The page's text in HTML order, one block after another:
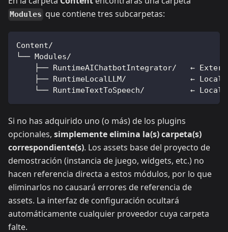
Modules que contiene tres subcarpetas:
Content/
└── Modules/
├── RuntimeAIChatbotIntegrator/   ←
├── RuntimeLocalLLM/              ← Local
└── RuntimeTextToSpeech/          ← Local
Si no has adquirido uno (o más) de los plugins
opcionales, simplemente elimina la(s) carpeta(s)
correspondiente(s). Los assets base del proyecto de
demostración (instancia de juego, widgets, etc.) no
hacen referencia directa a estos módulos, por lo que
eliminarlos no causará errores de referencia de
assets. La interfaz de configuración ocultará
automáticamente cualquier proveedor cuya carpeta
falte.